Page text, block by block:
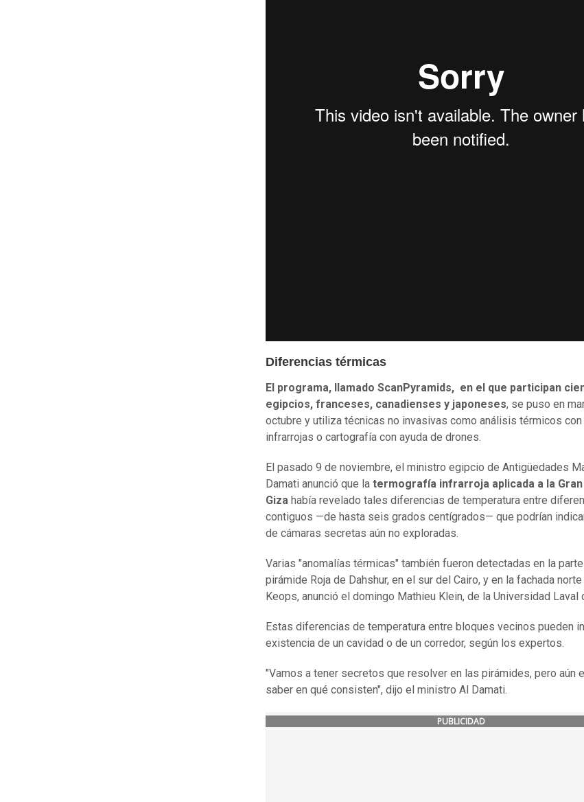
Diferencias térmicas
El programa, llamado ScanPyramids, en el que participan
egipcios, franceses, canadienses y japoneses, se puso en
octubre y utiliza técnicas no invasivas como análisis térmicos con
infrarrojas o cartografía con ayuda de drones.
El pasado 9 de noviembre, el ministro egipcio de Antigüedades
Damati anunció que la termografía infrarroja aplicada a la
Giza había revelado tales diferencias de temperatura entre
contiguos —de hasta seis grados centígrados— que podrían
de cámaras secretas aún no exploradas.
Varias "anomalías térmicas" también fueron detectadas en la
pirámide Roja de Dahshur, en el sur del Cairo, y en la fachada
Keops, anunció el domingo Mathieu Klein, de la Universidad Laval
Estas diferencias de temperatura entre bloques vecinos pueden
existencia de un cavidad o de un corredor, según los expertos.
"Vamos a tener secretos que resolver en las pirámides, pero aún
saber en qué consisten", dijo el ministro Al Damati.
PUBLICIDAD